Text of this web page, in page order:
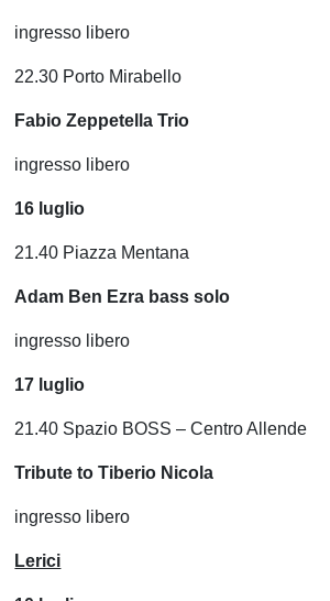
ingresso libero
22.30 Porto Mirabello
Fabio Zeppetella Trio
ingresso libero
16 luglio
21.40 Piazza Mentana
Adam Ben Ezra bass solo
ingresso libero
17 luglio
21.40 Spazio BOSS – Centro Allende
Tribute to Tiberio Nicola
ingresso libero
Lerici